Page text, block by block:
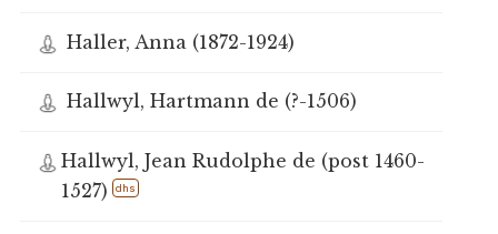
Haller, Anna (1872-1924)
Hallwyl, Hartmann de (?-1506)
Hallwyl, Jean Rudolphe de (post 1460-
1527)
dhs